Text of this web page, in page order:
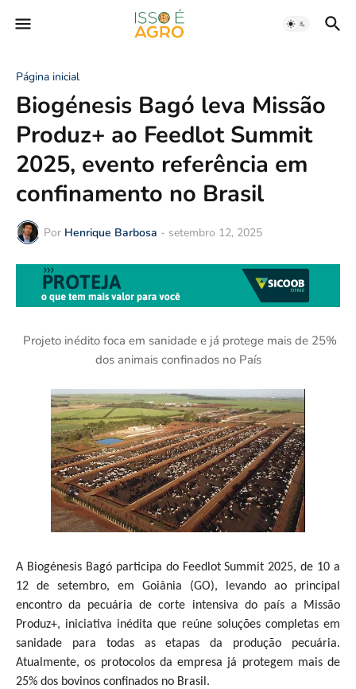
Página inicial
Biogénesis Bagó leva Missão
Produz+ ao Feedlot Summit
2025, evento referência em
confinamento no Brasil
Por Henrique Barbosa - setembro 12, 2025
Projeto inédito foca em sanidade e já protege mais de 25%
dos animais confinados no País
A Biogénesis Bagó participa do Feedlot Summit 2025, de 10 a
12 de setembro, em Goiânia (GO), levando ao principal
encontro da pecuária de corte intensiva do país a Missão
Produz+, iniciativa inédita que reúne soluções completas em
sanidade para todas as etapas da produção pecuária.
Atualmente, os protocolos da empresa já protegem mais de
25% dos bovinos confinados no Brasil.